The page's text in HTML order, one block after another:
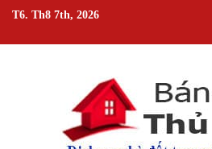
Skip
content
T6. Th8 7th, 2026